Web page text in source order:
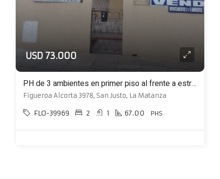
USD 73.000
PH de 3 ambientes en primer piso al frente a estrenar
Figueroa Alcorta 3978, San Justo, La Matanza
FLO-39969 2 1 67.00 PHS